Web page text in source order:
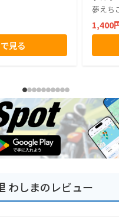
見る
夢えち
1,400
わしまのレビュー